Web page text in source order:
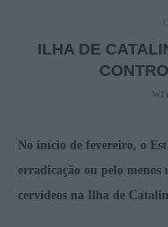
ILHA DE
No início de fevereiro, o
erradicação ou pelo menos
cervídeos na Ilha de